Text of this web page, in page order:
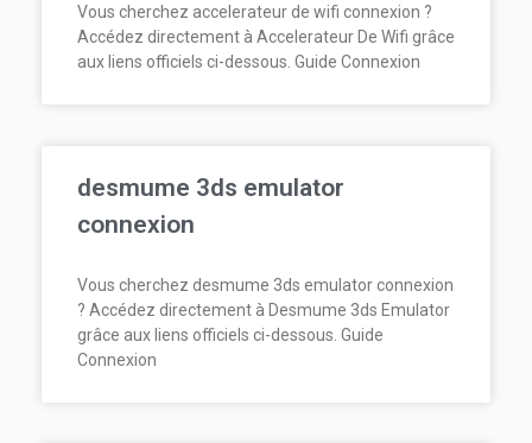
Vous cherchez accelerateur de wifi connexion ?
Accédez directement à Accelerateur De Wifi grâce
aux liens officiels ci-dessous. Guide Connexion
desmume 3ds emulator
connexion
Vous cherchez desmume 3ds emulator connexion
? Accédez directement à Desmume 3ds Emulator
grâce aux liens officiels ci-dessous. Guide
Connexion